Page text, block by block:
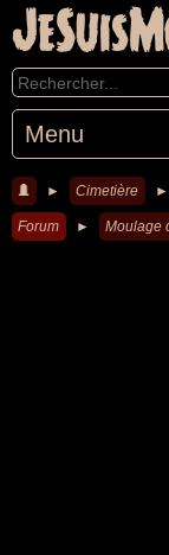
Menu
► Cimetière ►
Forum ► Moulage